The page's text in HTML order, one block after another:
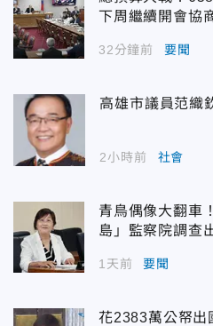
下周繼續開會協
32分鐘前 要聞
高雄市議員范織
2小時前 社會
青鳥偶像大翻車
島」監察院調查
1天前 要聞
花2383萬公帑